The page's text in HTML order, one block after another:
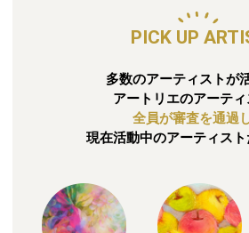
PICK UP
多数のアーティストが
アートリエのアーテ
全員が審査を通過
現在活動中のアーティスト